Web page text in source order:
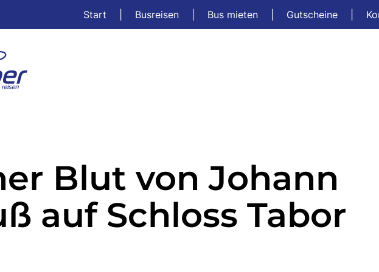
Start Busreisen Bus mieten Gutscheine
Blut von Johann
auf Schloss Tabor